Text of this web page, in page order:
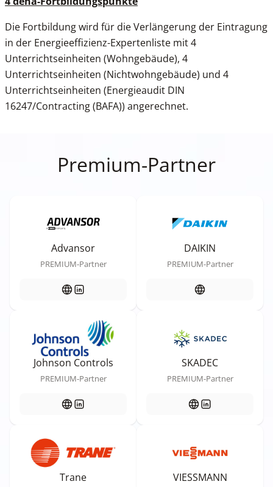
Die Fortbildung wird für die Verlängerung der Eintragung
in der Energieeffizienz-Expertenliste mit 4
Unterrichtseinheiten (Wohngebäude), 4
Unterrichtseinheiten (Nichtwohngebäude) und 4
Unterrichtseinheiten (Energieaudit DIN
16247/Contracting (BAFA)) angerechnet.
Premium-Partner
Advansor
PREMIUM-Partner
DAIKIN
PREMIUM-Partner
Johnson Controls
PREMIUM-Partner
SKADEC
PREMIUM-Partner
Trane VIESSMANN